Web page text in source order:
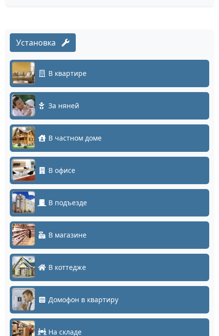
Установка
В квартире
За няней
В частном доме
В офисе
В подъезде
В магазине
В коттедже
Домофон в квартиру
На складе